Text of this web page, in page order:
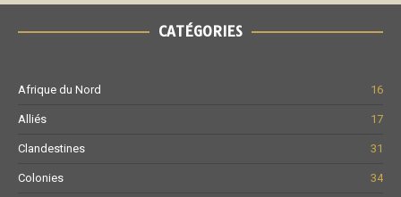
CATÉGORIES
Afrique du Nord 16
Alliés 17
Clandestines 31
Colonies 34